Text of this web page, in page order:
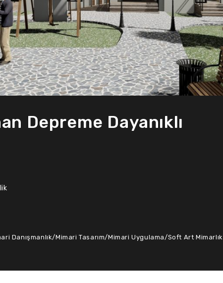
Depreme Dayanıklı
Danışmanlık/Mimari Tasarım/Mimari Uygulama/Soft Art Mimarlık